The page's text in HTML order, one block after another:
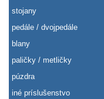
stojany
pedále / dvojpedále
blany
paličky / metličky
púzdra
iné príslušenstvo